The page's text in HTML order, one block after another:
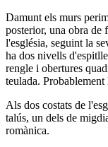
Damunt els murs
posterior, una obra
l'església, seguint la
ha dos nivells
rengle i obertures
teulada.
Als dos costats de
talús, un dels de
romànica.